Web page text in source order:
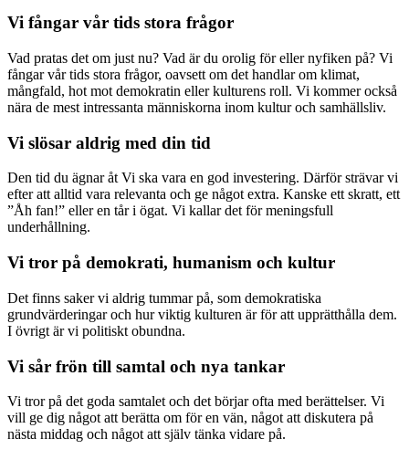
Vi fångar vår tids stora frågor
Vad pratas det om just nu? Vad är du orolig för eller nyfiken på? Vi
fångar vår tids stora frågor, oavsett om det handlar om klimat,
mångfald, hot mot demokratin eller kulturens roll. Vi kommer också
nära de mest intressanta människorna inom kultur och samhällsliv.
Vi slösar aldrig med din tid
Den tid du ägnar åt Vi ska vara en god investering. Därför strävar vi
efter att alltid vara relevanta och ge något extra. Kanske ett skratt, ett
”Åh fan!” eller en tår i ögat. Vi kallar det för meningsfull
underhållning.
Vi tror på demokrati, humanism och kultur
Det finns saker vi aldrig tummar på, som demokratiska
grundvärderingar och hur viktig kulturen är för att upprätthålla dem.
I övrigt är vi politiskt obundna.
Vi sår frön till samtal och nya tankar
Vi tror på det goda samtalet och det börjar ofta med berättelser. Vi
vill ge dig något att berätta om för en vän, något att diskutera på
nästa middag och något att själv tänka vidare på.